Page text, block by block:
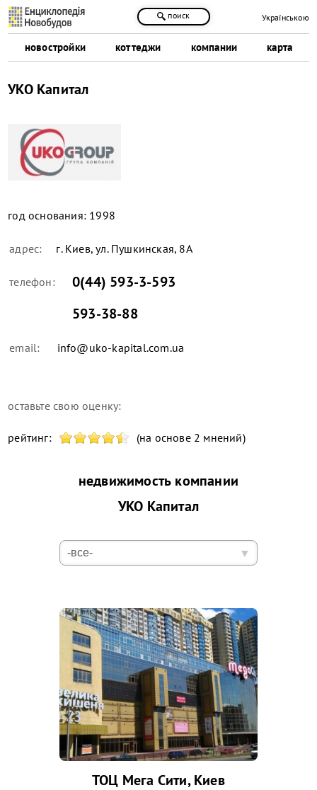
новостройки коттеджи компании карта
поиск Українською
УКО Капитал
год основания: 1998
адрес: г. Киев, ул. Пушкинская, 8А
телефон:
0(44) 593-3-593
593-38-88
email: info@uko-kapital.com.ua
оставьте свою оценку:
рейтинг: (на основе 2 мнений)
недвижимость компании
УКО Капитал
ТОЦ Мега Сити, Киев